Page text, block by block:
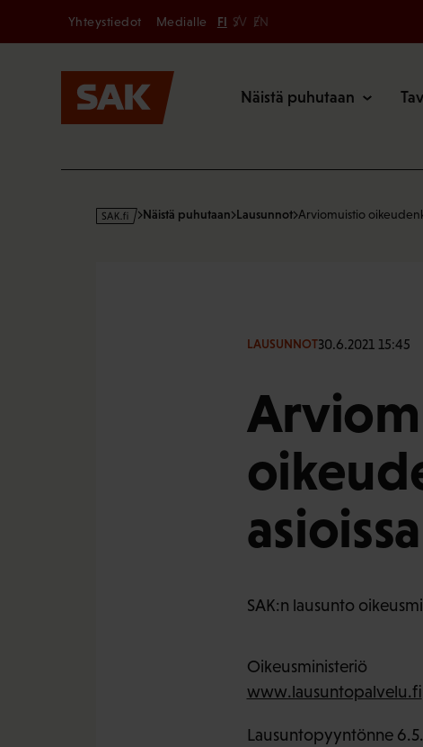
Secondary
Yhteystiedot Medialle FI SV EN
Näistä puhutaan
s
Näistä puhutaan Lausunnot Arviomuistio
LAUSUNNOT30.6.2021 15:45
asioissa
SAK:n lausunto
Oikeusministeriö
www.lausuntopalvelu.fi
Lausuntopyyntönne